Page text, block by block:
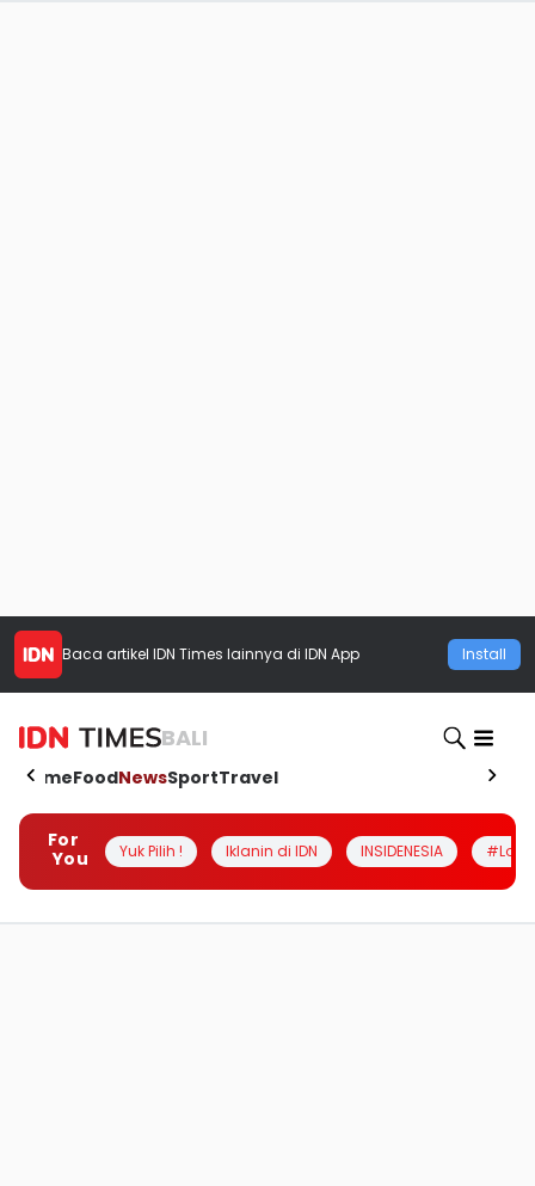
Baca artikel IDN Times lainnya di IDN App Install
BALI
HomeFoodNewsSportTravel
For
You
Yuk Pilih ! Iklanin di IDN INSIDENESIA